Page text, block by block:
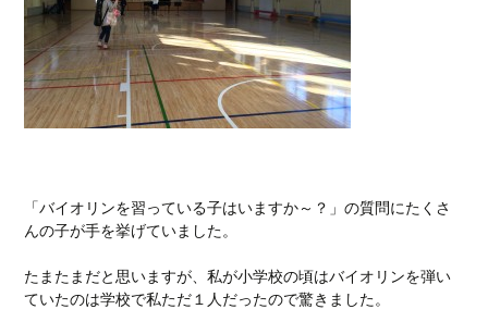
「バイオリンを習っている子はいますか～？」の質問にたくさ
んの子が手を挙げていました。
たまたまだと思いますが、私が小学校の頃はバイオリンを弾い
ていたのは学校で私ただ１人だったので驚きました。